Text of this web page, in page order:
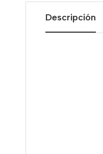
Descripción